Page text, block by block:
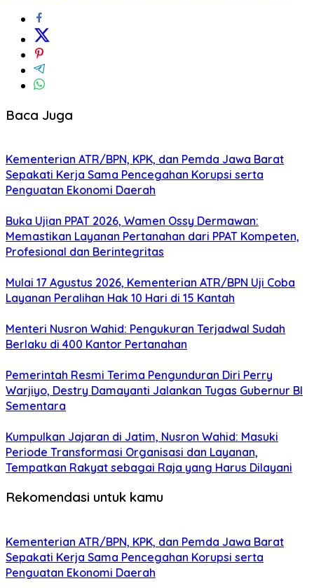
Baca Juga
Kementerian ATR/BPN, KPK, dan Pemda Jawa Barat
Sepakati Kerja Sama Pencegahan Korupsi serta
Penguatan Ekonomi Daerah
Buka Ujian PPAT 2026, Wamen Ossy Dermawan:
Memastikan Layanan Pertanahan dari PPAT Kompeten,
Profesional dan Berintegritas
Mulai 17 Agustus 2026, Kementerian ATR/BPN Uji Coba
Layanan Peralihan Hak 10 Hari di 15 Kantah
Menteri Nusron Wahid: Pengukuran Terjadwal Sudah
Berlaku di 400 Kantor Pertanahan
Pemerintah Resmi Terima Pengunduran Diri Perry
Warjiyo, Destry Damayanti Jalankan Tugas Gubernur BI
Sementara
Kumpulkan Jajaran di Jatim, Nusron Wahid: Masuki
Periode Transformasi Organisasi dan Layanan,
Tempatkan Rakyat sebagai Raja yang Harus Dilayani
Rekomendasi untuk kamu
Kementerian ATR/BPN, KPK, dan Pemda Jawa Barat
Sepakati Kerja Sama Pencegahan Korupsi serta
Penguatan Ekonomi Daerah